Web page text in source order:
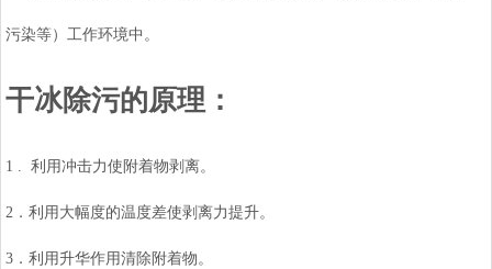
污染等）工作环境中。
干冰除污的原理：
1 . 利用冲击力使附着物剥离。
2．利用大幅度的温度差使剥离力提升。
3．利用升华作用清除附着物。